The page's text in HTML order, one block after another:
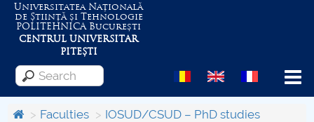
Universitatea Națională
de Știință și Tehnologie
POLITEHNICABucurești
CENTRUL UNIVERSITAR
PITEȘTI
Menu
Faculties
IOSUD/CSUD – PhD studies